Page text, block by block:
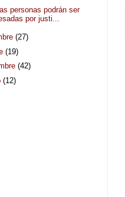
personas podrán ser
por justi...
(27)
(19)
(42)
(12)